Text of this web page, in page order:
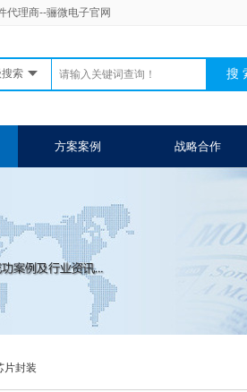
代理商--骊微电子官网
索
方案案例 战略合作
片封装